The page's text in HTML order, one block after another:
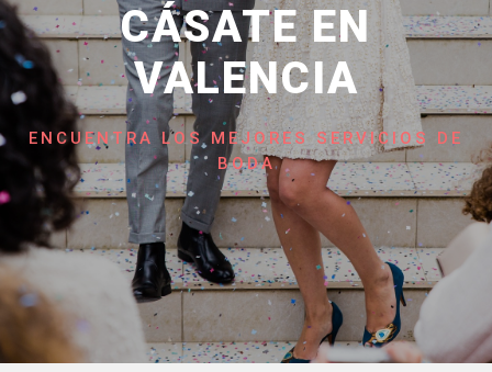
CÁSATE EN
VALENCIA
ENCUENTRA LOS MEJORES SERVICIOS DE
BODA